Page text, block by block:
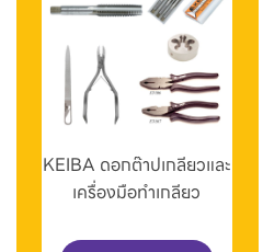
KEIBA ดอกต๊าปเกลียวและ
เครื่องมือทำเกลียว